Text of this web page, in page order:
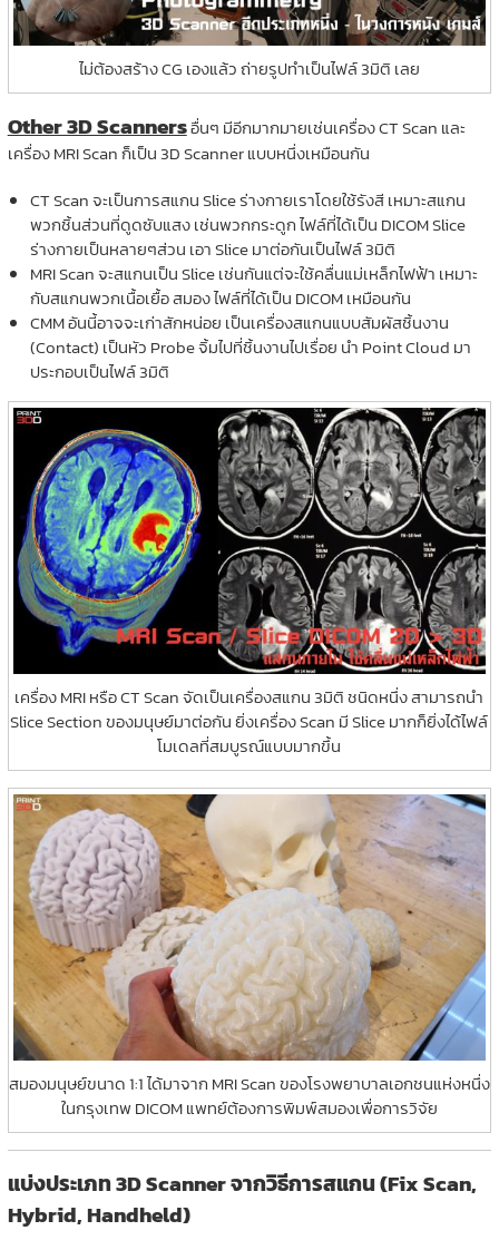
ไม่ต้องสร้าง CG เองแล้ว ถ่ายรูปทำเป็นไฟล์ 3มิติ เลย
Other 3D Scannersอื่นๆ มีอีกมากมายเช่นเครื่อง CT Scan และ
เครื่อง MRI Scan ก็เป็น 3D Scanner แบบหนึ่งเหมือนกัน
CT Scan จะเป็นการสแกน Slice ร่างกายเราโดยใช้รังสี เหมาะสแกน
พวกชิ้นส่วนที่ดูดซับแสง เช่นพวกกระดูก ไฟล์ที่ได้เป็น DICOM Slice
ร่างกายเป็นหลายๆส่วน เอา Slice มาต่อกันเป็นไฟล์ 3มิติ
MRI Scan จะสแกนเป็น Slice เช่นกันแต่จะใช้คลื่นแม่เหล็กไฟฟ้า เหมาะ
กับสแกนพวกเนื้อเยื้อ สมอง ไฟล์ที่ได้เป็น DICOM เหมือนกัน
CMM อันนี้อาจจะเก่าสักหน่อย เป็นเครื่องสแกนแบบสัมผัสชิ้นงาน
(Contact) เป็นหัว Probe จิ้มไปที่ชิ้นงานไปเรื่อย นำ Point Cloud มา
ประกอบเป็นไฟล์ 3มิติ
เครื่อง MRI หรือ CT Scan จัดเป็นเครื่องสแกน 3มิติ ชนิดหนึ่ง สามารถนำ
Slice Section ของมนุษย์มาต่อกัน ยิ่งเครื่อง Scan มี Slice มากก็ยิ่งได้ไฟล์
โมเดลที่สมบูรณ์แบบมากขึ้น
สมองมนุษย์ขนาด 1:1 ได้มาจาก MRI Scan ของโรงพยาบาลเอกชนแห่งหนึ่ง
ในกรุงเทพ DICOM แพทย์ต้องการพิมพ์สมองเพื่อการวิจัย
แบ่งประเภท 3D Scanner จากวิธีการสแกน (Fix Scan,
Hybrid, Handheld)